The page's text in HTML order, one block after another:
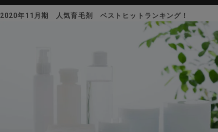
2020年11月期 人気育毛剤 ベストヒットランキング！